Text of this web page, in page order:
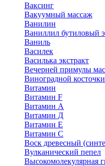
Ваксинг
Вакуумный массаж
Ванилин
Ваниллил бутиловый
Ваниль
Василек
Василька экстракт
Вечерней примулы
Виноградной
Витамин
Витамин F
Витамин А
Витамин Д
Витамин Е
Витамин С
Воск древесный
Вулканический пепел
Высокомолекулярная